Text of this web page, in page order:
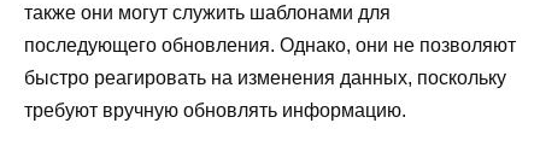
также они могут служить шаблонами для
последующего обновления. Однако, они не позволяют
быстро реагировать на изменения данных, поскольку
требуют вручную обновлять информацию.